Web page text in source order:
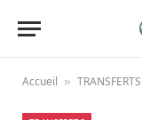
Accueil » TRANSFERTS